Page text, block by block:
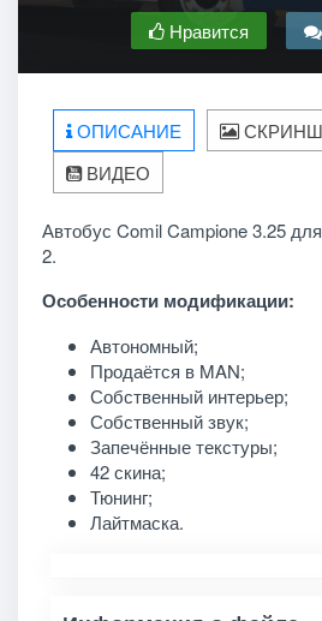
Нравится
ОПИСАНИЕ
ВИДЕО
Автобус Comil Campione 3.25
2.
Особенности модификации:
Автономный;
Продаётся в MAN;
Собственный интерьер;
Собственный звук;
Запечённые текстуры;
42 скина;
Тюнинг;
Лайтмаска.